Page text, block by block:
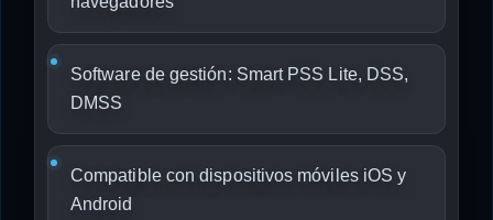
Software de gestión: Smart PSS Lite, DSS,
DMSS
Compatible con dispositivos móviles iOS y
Android